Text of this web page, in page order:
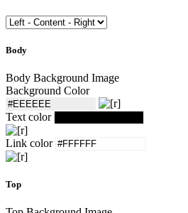
Body
Body Background Image
Background Color
Text color
Link color
Top